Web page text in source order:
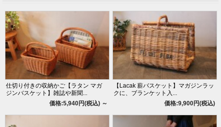
仕切り付きの収納かご【ラタン マガ
ジンバスケット】雑誌や新聞...
価格:5,940円(税込) ～
【Lacak 薪バスケット】マガジンラッ
クに、ブランケット入...
価格:9,900円(税込)